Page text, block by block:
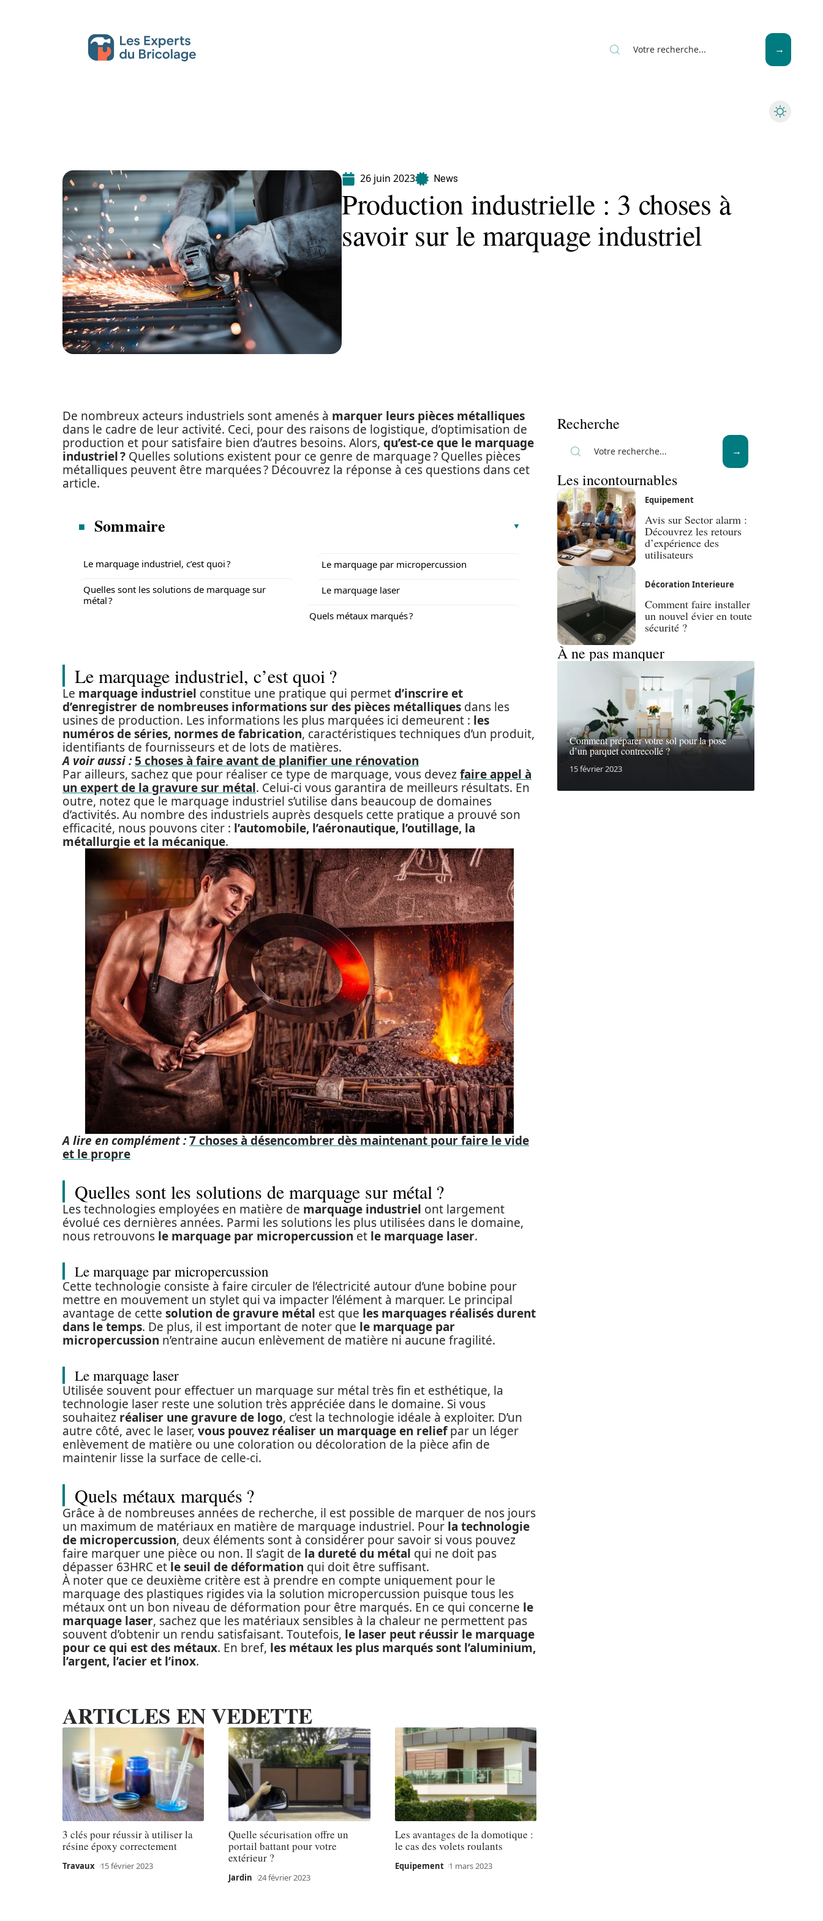
26 juin 2023 News
Production industrielle : 3 choses à
savoir sur le marquage industriel
De nombreux acteurs industriels sont amenés à marquer leurs pièces métalliques
dans le cadre de leur activité. Ceci, pour des raisons de logistique, d’optimisation de
production et pour satisfaire bien d’autres besoins. Alors, qu’est-ce que le marquage
industriel ? Quelles solutions existent pour ce genre de marquage ? Quelles pièces
métalliques peuvent être marquées ? Découvrez la réponse à ces questions dans cet
article.
Sommaire
Le marquage industriel, c’est quoi ?
Quelles sont les solutions de marquage sur
métal ?
Le marquage par micropercussion
Le marquage laser
Quels métaux marqués ?
Le marquage industriel, c’est quoi ?
Le marquage industriel constitue une pratique qui permetd’inscrire et
d’enregistrer de nombreuses informations sur des pièces métalliques dans les
usines de production. Les informations les plus marquées ici demeurent : les
numéros de séries, normes de fabrication, caractéristiques techniques d’un produit,
identifiants de fournisseurs et de lots de matières.
A voir aussi : 5 choses à faire avant de planifier une rénovation
Par ailleurs, sachez que pour réaliser ce type de marquage, vous devezfaire appel à
un expert de la gravure sur métal. Celui-ci vous garantira de meilleurs résultats. En
outre, notez que le marquage industriel s’utilise dans beaucoup de domaines
d’activités. Au nombre des industriels auprès desquels cette pratique a prouvé son
efficacité, nous pouvons citer : l’automobile, l’aéronautique, l’outillage, la
métallurgie et la mécanique.
A lire en complément :7 choses à désencombrer dès maintenant pour faire le vide
et le propre
Quelles sont les solutions de marquage sur métal ?
Les technologies employées en matière de marquage industriel ont largement
évolué ces dernières années. Parmi les solutions les plus utilisées dans le domaine,
nous retrouvons le marquage par micropercussion et le marquage laser.
Le marquage par micropercussion
Cette technologie consiste à faire circuler de l’électricité autour d’une bobine pour
mettre en mouvement un stylet qui va impacter l’élément à marquer. Le principal
avantage de cette solution de gravure métal est que les marquages réalisés durent
dans le temps. De plus, il est important de noter que le marquage par
micropercussion n’entraine aucun enlèvement de matière ni aucune fragilité.
Le marquage laser
Utilisée souvent pour effectuer un marquage sur métal très fin et esthétique, la
technologie laser reste une solution très appréciée dans le domaine. Si vous
souhaitez réaliser une gravure de logo, c’est la technologie idéale à exploiter. D’un
autre côté, avec le laser, vous pouvez réaliser un marquage en reliefpar un léger
enlèvement de matière ou une coloration ou décoloration de la pièce afin de
maintenir lisse la surface de celle-ci.
Quels métaux marqués ?
Grâce à de nombreuses années de recherche, il est possible de marquer de nos jours
un maximum de matériaux en matière de marquage industriel. Pour la technologie
de micropercussion, deux éléments sont à considérer pour savoir si vous pouvez
faire marquer une pièce ou non. Il s’agit de la dureté du métal qui ne doit pas
dépasser 63HRC et le seuil de déformation qui doit être suffisant.
À noter que ce deuxième critère est à prendre en compte uniquement pour le
marquage des plastiques rigides via la solution micropercussion puisque tous les
métaux ont un bon niveau de déformation pour être marqués. En ce qui concerne le
marquage laser, sachez que les matériaux sensibles à la chaleur ne permettent pas
souvent d’obtenir un rendu satisfaisant. Toutefois, le laser peut réussir le marquage
pour ce qui est des métaux. En bref, les métaux les plus marqués sont l’aluminium,
l’argent, l’acier et l’inox.
ARTICLES EN VEDETTE
3 clés pour réussir à utiliser la
résine époxy correctement
Travaux 15 février 2023
Quelle sécurisation offre un
portail battant pour votre
extérieur ?
Jardin 24 février 2023
Les avantages de la domotique :
le cas des volets roulants
Equipement 1 mars 2023
Recherche
Les incontournables
Equipement
Avis sur Sector alarm :
Découvrez les retours
d’expérience des
utilisateurs
Décoration Interieure
Comment faire installer
un nouvel évier en toute
sécurité ?
À ne pas manquer
Comment préparer votre sol pour la pose
d’un parquet contrecollé ?
15 février 2023